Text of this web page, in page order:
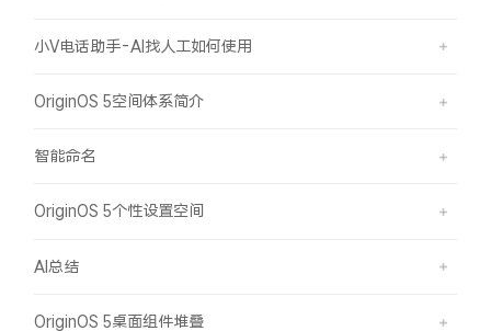
小V电话助手-AI找人工如何使用
OriginOS 5空间体系简介
智能命名
OriginOS 5个性设置空间
AI总结
OriginOS 5桌面组件堆叠